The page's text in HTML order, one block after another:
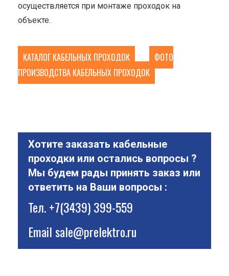
осуществляется при монтаже проходок на
объекте.
КАТАЛОГ КАБЕЛЬНЫХ ПРОХОДОК
ФОТО
ПРОИЗВОДСТВА КАБЕЛЬНЫХ ПРОХОДОК
Хотите заказать кабельные
проходки или остались вопросы ?
Мы будем рады принять заказ или
ответить на Ваши вопросы :
Тел.+7(3439) 399-559
Emailsale@prelektro.ru